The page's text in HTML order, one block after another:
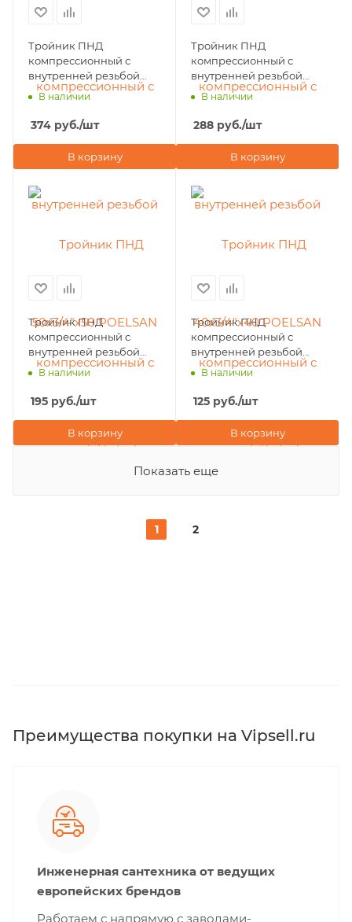
Тройник ПНД
компрессионный с
внутренней резьбой
50х3/4"х50 POELSAN
В наличии
374 руб./шт
В корзину
Тройник ПНД
компрессионный с
внутренней резьбой
40х3/4"х40 POELSAN
В наличии
288 руб./шт
В корзину
Тройник ПНД
компрессионный с
внутренней резьбой
32х3/4"х32 POELSAN
В наличии
195 руб./шт
В корзину
Тройник ПНД
компрессионный с
внутренней резьбой
25х3/4"х25 POELSAN
В наличии
125 руб./шт
В корзину
Показать еще
1 2
Преимущества покупки на Vipsell.ru
Инженерная сантехника от ведущих
европейских брендов
Работаем с напрямую с заводами-